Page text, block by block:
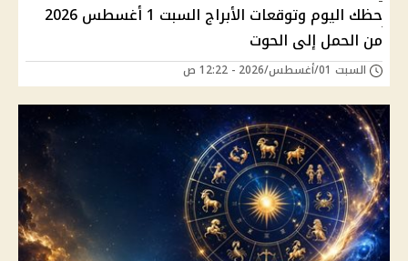
حظك اليوم وتوقعات الأبراج السبت 1 أغسطس 2026
من الحمل إلى الحوت
السبت 01/أغسطس/2026 - 12:22 ص